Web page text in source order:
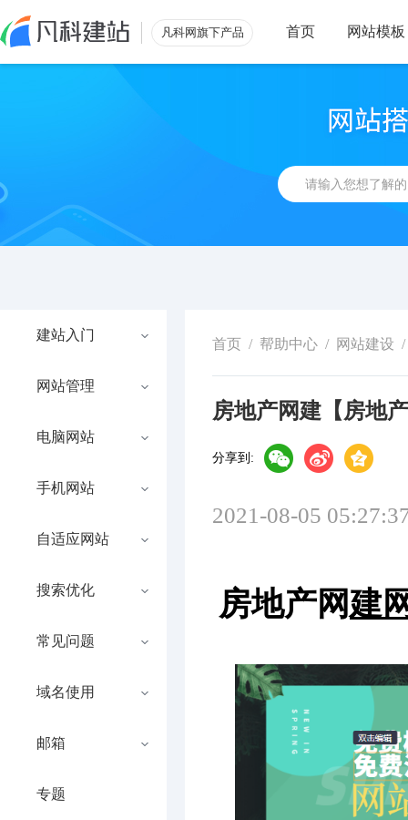
凡科网旗下产品 首页 网站模板
建站入门
网站管理
电脑网站
手机网站
自适应网站
搜索优化
常见问题
域名使用
邮箱
专题
首页 / 帮助中心 / 网站建设 /
房地产网建【房地
分享到:
2021-08-05
房地产网建